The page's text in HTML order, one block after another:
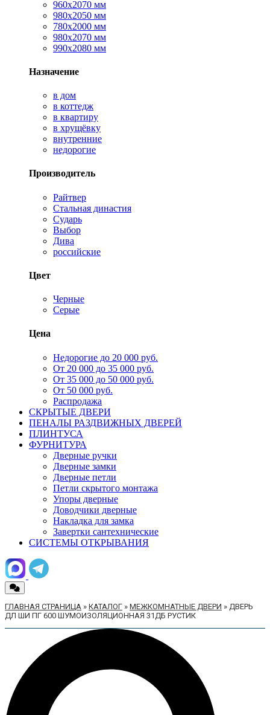
960х2070 мм
980х2050 мм
780х2000 мм
980х2070 мм
990х2080 мм
Назначение
в дом
в коттедж
в квартиру
в хрущёвку
внутренние
недорогие
Производитель
Райтвер
Стальная династия
Сударь
Выбор
Дива
российские
Цвет
Черные
Серые
Цена
Недорогие до 20 000 руб.
От 20 000 до 35 000 руб.
От 35 000 до 50 000 руб.
От 50 000 руб.
Распродажа
СКРЫТЫЕ ДВЕРИ
ПЕНАЛЫ РАЗДВИЖНЫХ ДВЕРЕЙ
ПЛИНТУСА
ФУРНИТУРА
Дверные ручки
Дверные замки
Дверные петли
Петли скрытого монтажа
Упоры дверные
Доводчики дверные
Накладка для замка
Завертки сантехнические
СИСТЕМЫ ОТКРЫВАНИЯ
ГЛАВНАЯ СТРАНИЦА » КАТАЛОГ » МЕЖКОМНАТНЫЕ ДВЕРИ » ДВЕРЬ
ДЛ ШИ ПГ 600 ШУМОИЗОЛЯЦИОННАЯ 31ДБ РУСТИК